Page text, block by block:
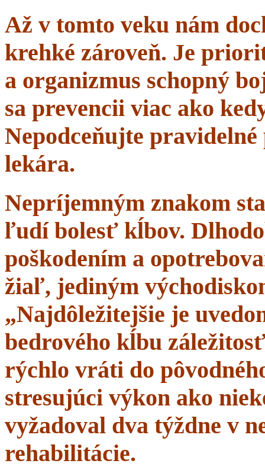
Až v tomto veku nám
krehké zároveň. Je
a organizmus schopný
sa prevencii viac ako
Nepodceňujte
lekára.
Nepríjemným znakom
ľudí bolesť kĺbov.
poškodením a
žiaľ, jediným
„Najdôležitejšie je
bedrového kĺbu
rýchlo vráti do
stresujúci výkon ako
vyžadoval dva týždne v
rehabilitácie.